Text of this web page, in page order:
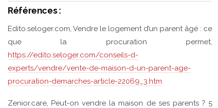
Références :
Edito.seloger.com, Vendre le logement d’un parent âgé : ce
que la procuration permet,
https://edito.seloger.com/conseils-d-
experts/vendre/vente-de-maison-d-un-parent-age-
procuration-demarches-article-22069_3.htm
Zenior.care, Peut-on vendre la maison de ses parents ? 5